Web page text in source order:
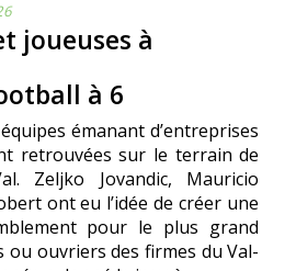
joueuses à
à 6
émanant d’entreprises
retrouvées sur le terrain de
Zeljko Jovandic, Mauricio
ont eu l’idée de créer une
pour le plus grand
ou ouvriers des firmes du Val-